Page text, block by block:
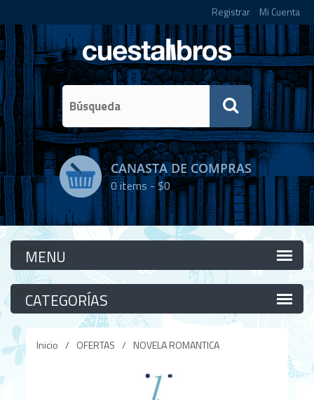
Registrar Mi Cuenta
CANASTA DE COMPRAS
0items -$0
Categorías
Categorías
Inicio / OFERTAS / NOVELA ROMANTICA